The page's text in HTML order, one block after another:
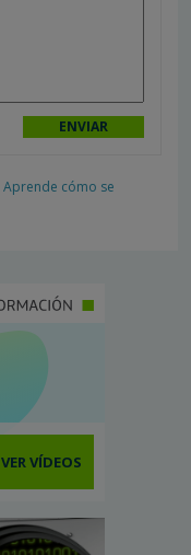
Aprende cómo se
VER VÍDEOS